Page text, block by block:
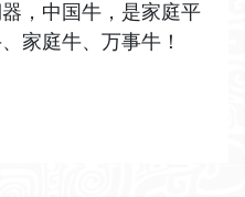
，中国牛，是家庭平
家庭牛、万事牛！